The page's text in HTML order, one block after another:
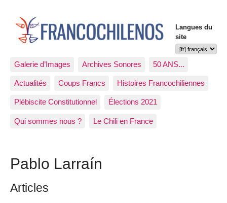
Langues du
site
Galerie d’Images Archives Sonores 50 ANS...
Actualités Coups Francs Histoires Francochiliennes
Plébiscite Constitutionnel Élections 2021
Qui sommes nous ? Le Chili en France
Pablo Larraín
Articles